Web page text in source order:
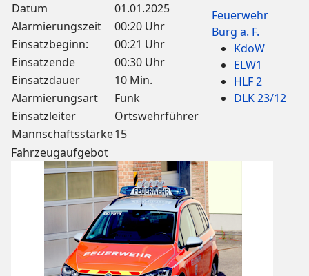
Datum
01.01.2025
Alarmierungszeit
00:20 Uhr
Einsatzbeginn:
00:21 Uhr
Einsatzende
00:30 Uhr
Einsatzdauer
10 Min.
Alarmierungsart
Funk
Einsatzleiter
Ortswehrführer
Mannschaftsstärke15
Feuerwehr
Burg a. F.
KdoW
ELW1
HLF 2
DLK 23/12
Fahrzeugaufgebot